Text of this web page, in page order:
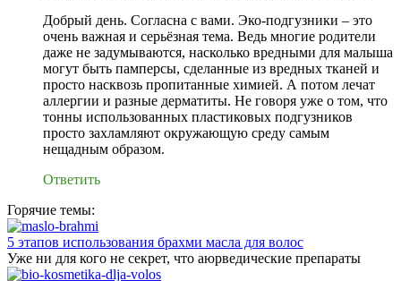
Добрый день. Согласна с вами. Эко-подгузники – это
очень важная и серьёзная тема. Ведь многие родители
даже не задумываются, насколько вредными для малыша
могут быть памперсы, сделанные из вредных тканей и
просто насквозь пропитанные химией. А потом лечат
аллергии и разные дерматиты. Не говоря уже о том, что
тонны использованных пластиковых подгузников
просто захламляют окружающую среду самым
нещадным образом.
Ответить
Горячие темы:
5 этапов использования брахми масла для волос
Уже ни для кого не секрет, что аюрведические препараты